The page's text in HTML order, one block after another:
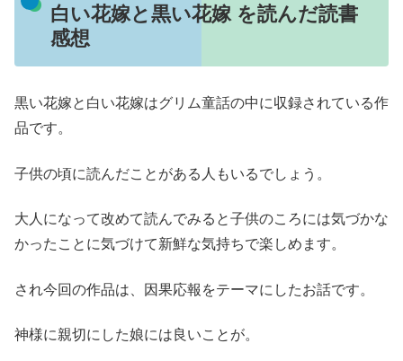
白い花嫁と黒い花嫁 を読んだ読書
感想
黒い花嫁と白い花嫁はグリム童話の中に収録されている作
品です。
子供の頃に読んだことがある人もいるでしょう。
大人になって改めて読んでみると子供のころには気づかな
かったことに気づけて新鮮な気持ちで楽しめます。
され今回の作品は、因果応報をテーマにしたお話です。
神様に親切にした娘には良いことが。